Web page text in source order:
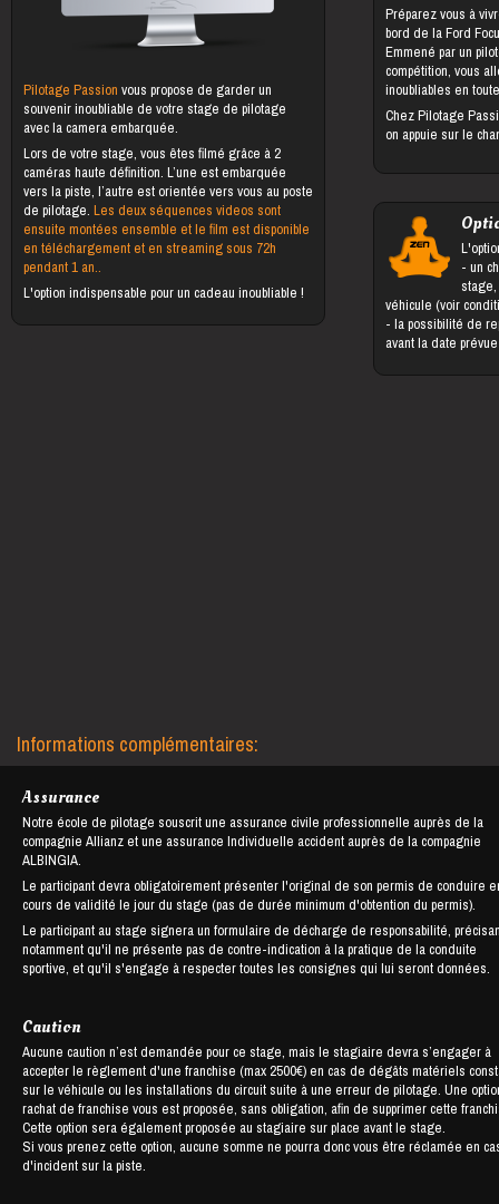
Pilotage Passionvous propose de garder un
souvenir inoubliable de votre stage de pilotage
avec la camera embarquée.
Lors de votre stage, vous êtes filmé grâce à 2
caméras haute définition. L’une est embarquée
vers la piste, l’autre est orientée vers vous au poste
de pilotage.Les deux séquences videos sont
ensuite montées ensemble et le film est disponible
en téléchargement et en streaming sous 72h
pendant 1 an..
L'option indispensable pour un cadeau inoubliable !
Préparez vous à
bord de la Ford
Emmené par un
compétition, vous
inoubliables en
Chez Pilotage
on appuie sur le
- un changement du bénéficiaire du
véhicule (voir
- la possibilité de reporter le stage jusqu'à 5 jours
avant la date
Informations complémentaires:
Assurance
Notre école de pilotage souscrit une assurance civile professionnelle auprès de la
compagnie Allianz et une assurance Individuelle accident auprès de la compagnie
ALBINGIA.
Le participant devra obligatoirement présenter l'original de son permis de conduire
cours de validité le jour du stage (pas de durée minimum d'obtention du permis).
Le participant au stage signera un formulaire de décharge de responsabilité,
notamment qu'il ne présente pas de contre-indication à la pratique de la conduite
sportive, et qu'il s'engage à respecter toutes les consignes qui lui seront données.
Caution
Aucune caution n’est demandée pour ce stage, mais le stagiaire devra s’engager à
accepter le règlement d'une franchise (max 2500€) en cas de dégâts matériels
sur le véhicule ou les installations du circuit suite à une erreur de pilotage. Une
rachat de franchise vous est proposée, sans obligation, afin de supprimer cette
Cette option sera également proposée au stagiaire sur place avant le stage.
Si vous prenez cette option, aucune somme ne pourra donc vous être réclamée en
d'incident sur la piste.